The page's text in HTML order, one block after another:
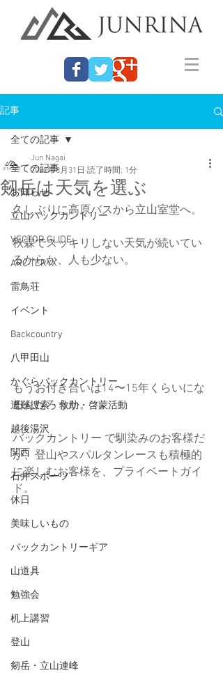
記事
全ての記事
お知らせ
立山バックカントリー
VECTOR GLIDE
ARC'TERYX
雷鳥荘
イベント
Backcountry
八甲田山
かぐらバックカントリー
遭難捜索・救助・啓蒙活動
越後湯沢
関西
石井スポーツ
休日
美味しいもの
バックカントリーギア
山道具
勉強会
机上講習
登山
剱岳・立山連峰
全ての記事
剱岳は天気を選ぶ
Jun Nagai
2022年8月31日 読了時間: 1分
久しぶりに高原バスから立山室堂へ。
秋霖でスッキリしない天気が続いてい
るからか、人も少ない。
もうお付き合いは14〜15年くらいにな
るんだろうか。
バックカントリー で馴染みのお客様だ
が、登山やスパルタンレースも積極的
に楽しむお客様を、プライベートガイ
ド。